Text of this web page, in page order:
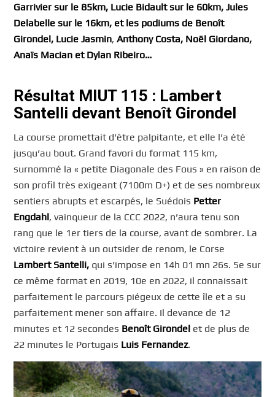
Garrivier sur le 85km, Lucie Bidault sur le 60km, Jules
Delabelle sur le 16km, et les podiums de Benoît
Girondel, Lucie Jasmin,Anthony Costa, Noël Giordano,
Anaïs Macian et Dylan Ribeiro…
Résultat MIUT 115 : Lambert
Santelli devant Benoît Girondel
La course promettait d’être palpitante, et elle l’a été
jusqu’au bout. Grand favori du format 115 km,
surnommé la « petite Diagonale des Fous » en raison de
son profil très exigeant (7100m D+) et de ses nombreux
sentiers abrupts et escarpés, le Suédois Petter
Engdahl, vainqueur de la CCC 2022, n’aura tenu son
rang que le 1er tiers de la course, avant de sombrer. La
victoire revient à un outsider de renom, le Corse
Lambert Santelli, qui s’impose en 14h 01 mn 26s. 5e sur
ce même format en 2019, 10e en 2022, il connaissait
parfaitement le parcours piégeux de cette île et a su
parfaitement mener son affaire. Il devance de 12
minutes et 12 secondes Benoît Girondel et de plus de
22 minutes le Portugais Luis Fernandez.